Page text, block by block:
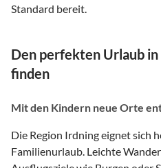
Standard bereit.
Den perfekten Urlaub
finden
Mit den Kindern neue Orte
Die Region Irdning eignet sich
Familienurlaub. Leichte